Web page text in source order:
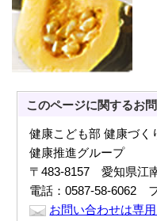
このページに関するお
健康こども部 健康づく
健康推進グループ
〒483-8157 愛知県江
電話：0587-58-6062
お問い合わせは専